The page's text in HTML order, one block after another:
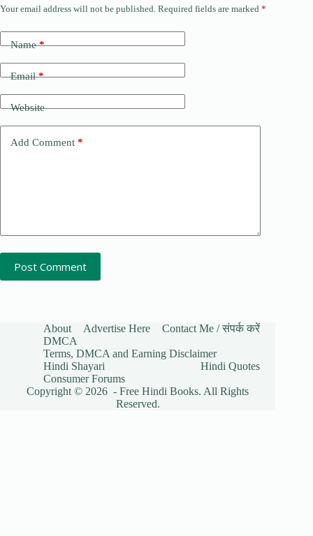
Your email address will not be published. Required fields are marked *
Name*
Email*
Website
Add Comment *
Post Comment
About Advertise Here
Contact Me / संपर्क करें
DMCA
Terms, DMCA and Earning Disclaimer
Hindi Shayari
Hindi Quotes
Consumer Forums
Copyright © 2026 - Free Hindi Books. All Rights
Reserved.